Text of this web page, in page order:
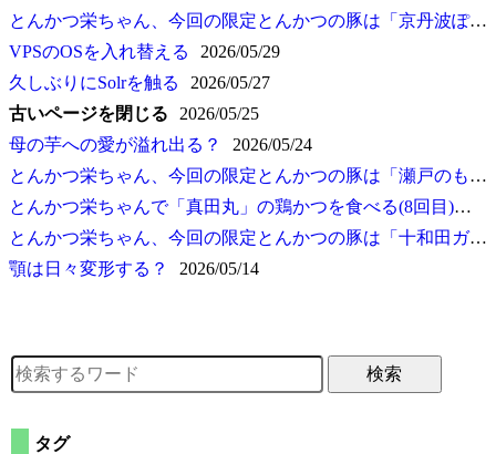
とんかつ栄ちゃん、今回の限定とんかつの豚は
京丹波ぽーくPREMIUM
VPSのOSを入れ替える
2026/05/29
久しぶりにSolrを触る
2026/05/27
古いページを閉じる
2026/05/25
母の芋への愛が溢れ出る？
2026/05/24
とんかつ栄ちゃん、今回の限定とんかつの豚は
瀬戸のもち豚 せと姫
とんかつ栄ちゃんで
真田丸 の鶏かつを食べる(8回目)
とんかつ栄ちゃん、今回の限定とんかつの豚は
十和田ガーリックポーク
顎は日々変形する？
2026/05/14
検索
タグ